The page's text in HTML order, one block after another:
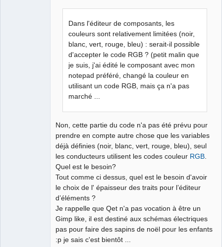
(révision 2656)
+++ sources/editor/customelementgraphicpart.h
(copie de travail )
@@ -40,7 +40,8 @@
enum LineWeight {
NormalWeight, ///< Normal line
ThinWeight,   ///< Thin line
+        BigWeight    ///< Big Line
} ;
/// This enum lists the various filling colors
available to draw primitives.
Index: sources/editor/styleeditor.cpp
======================================================
=============
--- sources/editor/styleeditor.cpp (révision 2656)
+++ sources/editor/styleeditor.cpp (copie de
travail )
@@ -36,6 +36,8 @@
Dans l'éditeur de composants, les
couleurs sont relativement limitées (noir,
blanc, vert, rouge, bleu) : serait-il possible
d'accepter le code RGB ? (petit malin que
je suis, j'ai édité le composant avec mon
notepad préféré, changé la couleur en
utilisant un code RGB, mais ça n'a pas
marché ...
Non, cette partie du code n'a pas été prévu pour
prendre en compte autre chose que les variables
déjà définies (noir, blanc, vert, rouge, bleu), seul
les conducteurs utilisent les codes couleur RGB
Quel est le besoin?
Tout comme ci dessus, quel est le besoin d'avoir
le choix de l' épaisseur des traits pour l’éditeur
d’éléments ?
Je rappelle que Qet n'a pas vocation à être un
Gimp like, il est destiné aux schémas électriques
pas pour faire des sapins de noël pour les enfants
:p je sais c'est bientôt ...